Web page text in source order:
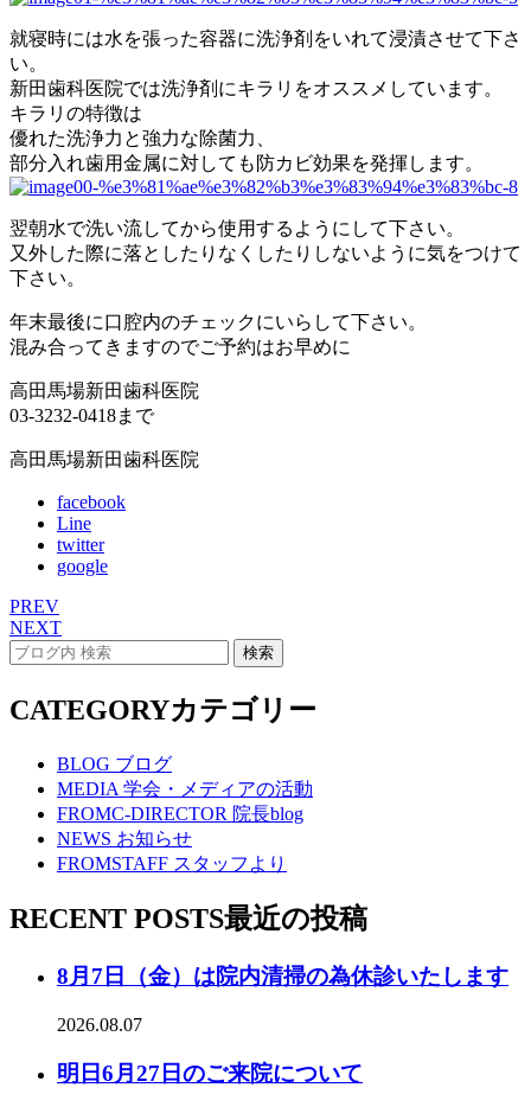
就寝時には水を張った容器に洗浄剤をいれて浸漬させて下さ
い。
新田歯科医院では洗浄剤にキラリをオススメしています。
キラリの特徴は
優れた洗浄力と強力な除菌力、
部分入れ歯用金属に対しても防カビ効果を発揮します。
翌朝水で洗い流してから使用するようにして下さい。
又外した際に落としたりなくしたりしないように気をつけて
下さい。
年末最後に口腔内のチェックにいらして下さい。
混み合ってきますのでご予約はお早めに
高田馬場新田歯科医院
03-3232-0418まで
高田馬場新田歯科医院
facebook
Line
twitter
google
PREV
NEXT
CATEGORYカテゴリー
BLOG ブログ
MEDIA 学会・メディアの活動
FROMC-DIRECTOR 院長blog
NEWS お知らせ
FROMSTAFF スタッフより
RECENT POSTS最近の投稿
8月7日（金）は院内清掃の為休診いたします
2026.08.07
明日6月27日のご来院について